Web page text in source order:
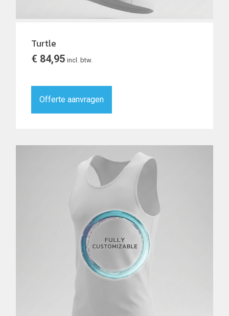
Turtle
€ 84,95 incl. btw.
Offerte aanvragen